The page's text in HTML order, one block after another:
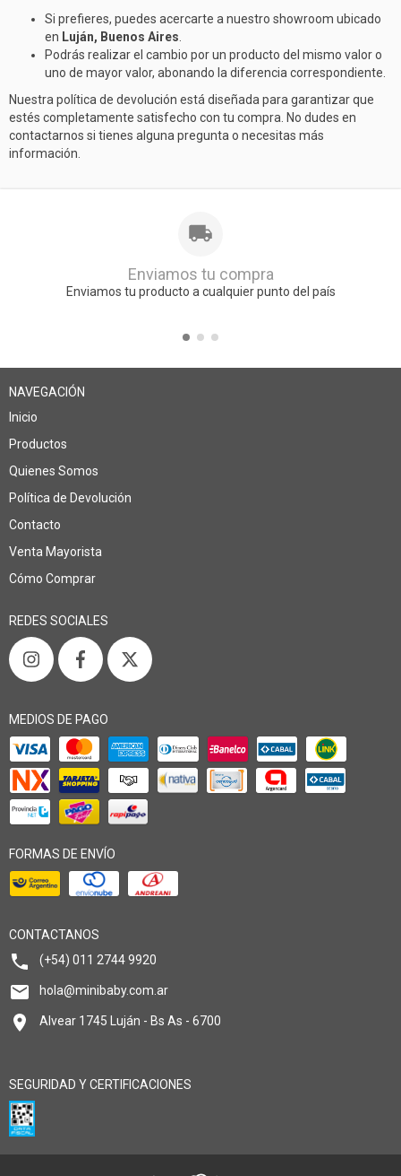
Si prefieres, puedes acercarte a nuestro showroom ubicado
en Luján, Buenos Aires
Podrás realizar el cambio por un producto del mismo valor o
uno de mayor valor, abonando la diferencia correspondiente.
Nuestra política de devolución está diseñada para garantizar que
estés completamente satisfecho con tu compra. No dudes en
contactarnos si tienes alguna pregunta o necesitas más
información.
Enviamos tu compra
Enviamos tu producto a cualquier punto del país
NAVEGACIÓN
Inicio
Productos
Quienes Somos
Política de Devolución
Contacto
Venta Mayorista
Cómo Comprar
REDES SOCIALES
MEDIOS DE PAGO
FORMAS DE ENVÍO
CONTACTANOS
(+54) 011 2744 9920
hola@minibaby.com.ar
Alvear 1745 Luján - Bs As - 6700
SEGURIDAD Y CERTIFICACIONES